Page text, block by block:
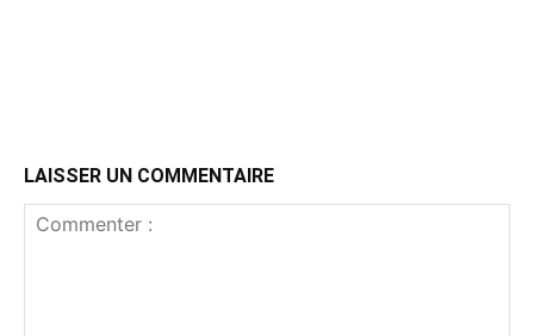
LAISSER UN COMMENTAIRE